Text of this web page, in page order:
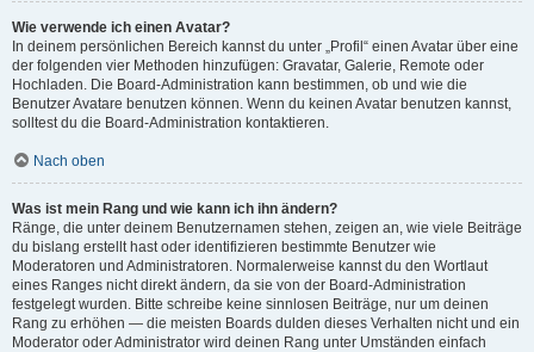
Wie verwende ich einen Avatar?
In deinem persönlichen Bereich kannst du unter „Profil“ einen Avatar über eine
der folgenden vier Methoden hinzufügen: Gravatar, Galerie, Remote oder
Hochladen. Die Board-Administration kann bestimmen, ob und wie die
Benutzer Avatare benutzen können. Wenn du keinen Avatar benutzen kannst,
solltest du die Board-Administration kontaktieren.
Nach oben
Was ist mein Rang und wie kann ich ihn ändern?
Ränge, die unter deinem Benutzernamen stehen, zeigen an, wie viele Beiträge
du bislang erstellt hast oder identifizieren bestimmte Benutzer wie
Moderatoren und Administratoren. Normalerweise kannst du den Wortlaut
eines Ranges nicht direkt ändern, da sie von der Board-Administration
festgelegt wurden. Bitte schreibe keine sinnlosen Beiträge, nur um deinen
Rang zu erhöhen — die meisten Boards dulden dieses Verhalten nicht und ein
Moderator oder Administrator wird deinen Rang unter Umständen einfach